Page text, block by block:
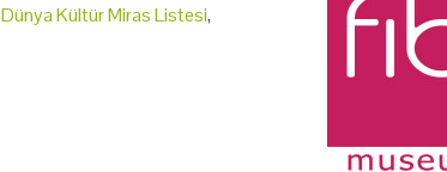
Dünya Kültür Miras Listesi,